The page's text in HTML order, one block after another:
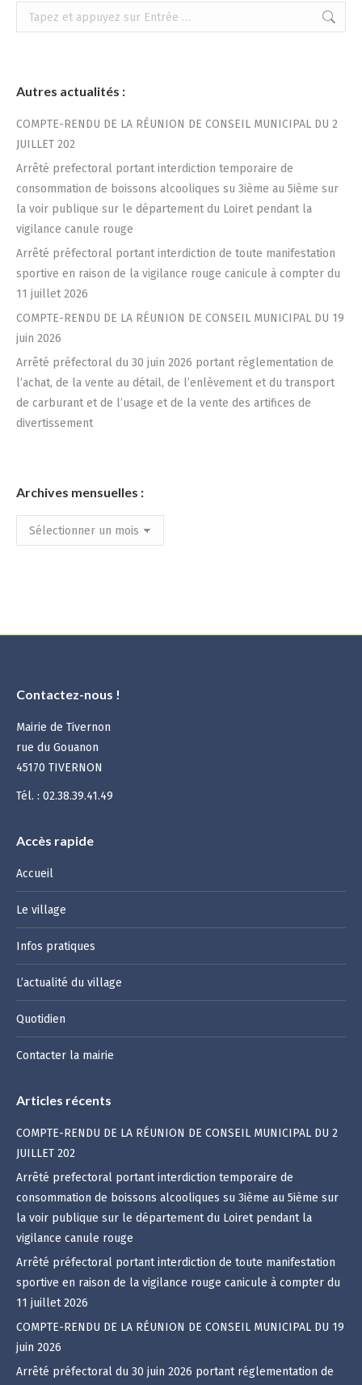
Recherche
:
Autres actualités :
COMPTE-RENDU DE LA RÉUNION DE CONSEIL MUNICIPAL DU 2
JUILLET 202
Arrêté prefectoral portant interdiction temporaire de
consommation de boissons alcooliques su 3ième au 5ième sur
la voir publique sur le département du Loiret pendant la
vigilance canule rouge
Arrêté préfectoral portant interdiction de toute manifestation
sportive en raison de la vigilance rouge canicule à compter du
11 juillet 2026
COMPTE-RENDU DE LA RÉUNION DE CONSEIL MUNICIPAL DU 19
juin 2026
Arrêté préfectoral du 30 juin 2026 portant réglementation de
l’achat, de la vente au détail, de l’enlèvement et du transport
de carburant et de l’usage et de la vente des artifices de
divertissement
Archives mensuelles :
Archives
mensuelles
Contactez-nous !
Mairie de Tivernon
rue du Gouanon
45170 TIVERNON
Tél. : 02.38.39.41.49
Accès rapide
Accueil
Le village
Infos pratiques
L’actualité du village
Quotidien
Contacter la mairie
Articles récents
COMPTE-RENDU DE LA RÉUNION DE CONSEIL MUNICIPAL DU 2
JUILLET 202
Arrêté prefectoral portant interdiction temporaire de
consommation de boissons alcooliques su 3ième au 5ième sur
la voir publique sur le département du Loiret pendant la
vigilance canule rouge
Arrêté préfectoral portant interdiction de toute manifestation
sportive en raison de la vigilance rouge canicule à compter du
11 juillet 2026
COMPTE-RENDU DE LA RÉUNION DE CONSEIL MUNICIPAL DU 19
juin 2026
Arrêté préfectoral du 30 juin 2026 portant réglementation de